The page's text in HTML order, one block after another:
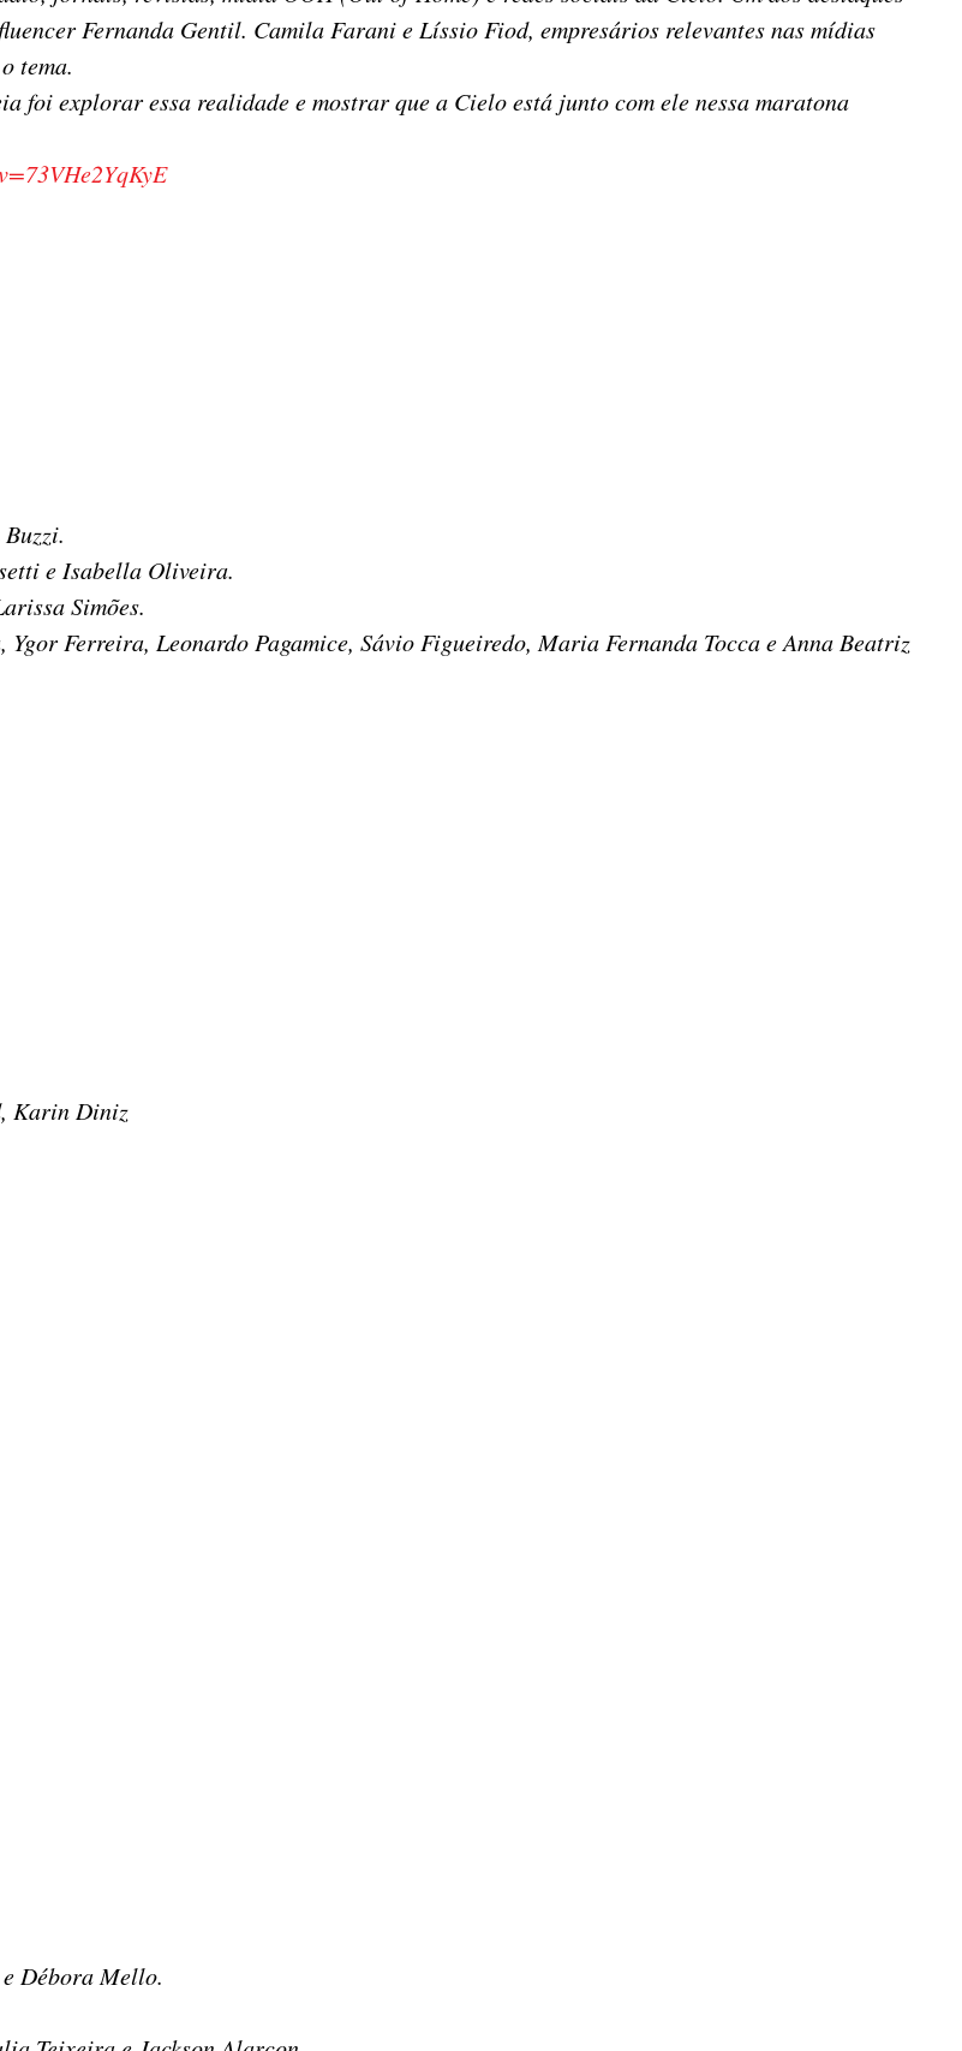
Fernanda Gentil. Camila Farani e Líssio Fiod, empresários relevantes nas mídias
tema.
foi explorar essa realidade e mostrar que a Cielo está junto com ele nessa maratona
e Isabella Oliveira.
Simões.
Ferreira, Leonardo Pagamice, Sávio Figueiredo, Maria Fernanda Tocca e Anna Beatriz
Karin Diniz
Débora Mello.